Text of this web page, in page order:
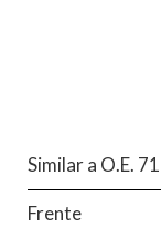
Similar a O.E.
Frente